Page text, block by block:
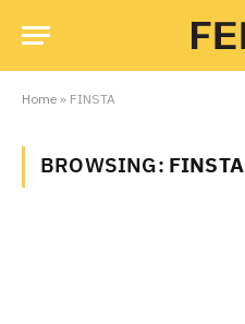
Home» FINSTA
BROWSING:FINSTA